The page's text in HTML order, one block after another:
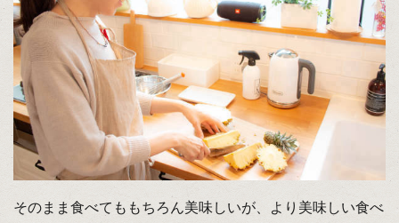
そのまま食べてももちろん美味しいが、より美味しい食べ